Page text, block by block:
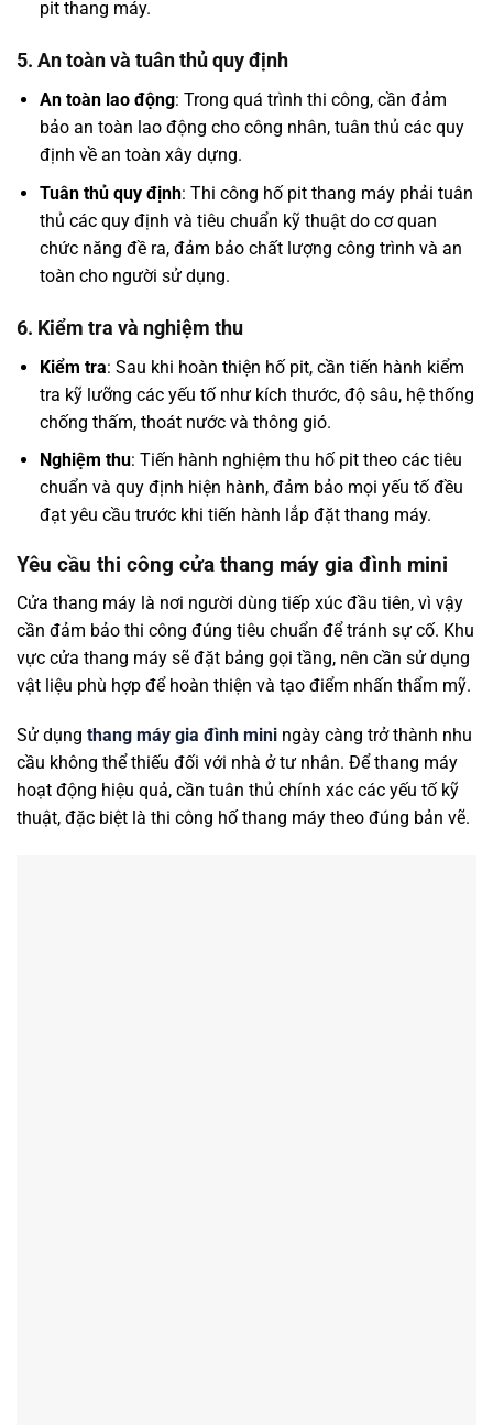
pit thang máy.
5. An toàn và tuân thủ quy định
An toàn lao động: Trong quá trình thi công, cần đảm
bảo an toàn lao động cho công nhân, tuân thủ các quy
định về an toàn xây dựng.
Tuân thủ quy định: Thi công hố pit thang máy phải tuân
thủ các quy định và tiêu chuẩn kỹ thuật do cơ quan
chức năng đề ra, đảm bảo chất lượng công trình và an
toàn cho người sử dụng.
6. Kiểm tra và nghiệm thu
Kiểm tra: Sau khi hoàn thiện hố pit, cần tiến hành kiểm
tra kỹ lưỡng các yếu tố như kích thước, độ sâu, hệ thống
chống thấm, thoát nước và thông gió.
Nghiệm thu: Tiến hành nghiệm thu hố pit theo các tiêu
chuẩn và quy định hiện hành, đảm bảo mọi yếu tố đều
đạt yêu cầu trước khi tiến hành lắp đặt thang máy.
Yêu cầu thi công cửa thang máy gia đình mini
Cửa thang máy là nơi người dùng tiếp xúc đầu tiên, vì vậy
cần đảm bảo thi công đúng tiêu chuẩn để tránh sự cố. Khu
vực cửa thang máy sẽ đặt bảng gọi tầng, nên cần sử dụng
vật liệu phù hợp để hoàn thiện và tạo điểm nhấn thẩm mỹ.
Sử dụng thang máy gia đình mini ngày càng trở thành nhu
cầu không thể thiếu đối với nhà ở tư nhân. Để thang máy
hoạt động hiệu quả, cần tuân thủ chính xác các yếu tố kỹ
thuật, đặc biệt là thi công hố thang máy theo đúng bản vẽ.